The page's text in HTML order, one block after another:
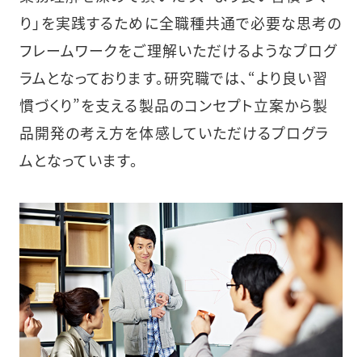
り」を実践するために全職種共通で必要な思考の
フレームワークをご理解いただけるようなプログ
ラムとなっております。研究職では、“より良い習
慣づくり”を支える製品のコンセプト立案から製
品開発の考え方を体感していただけるプログラ
ムとなっています。